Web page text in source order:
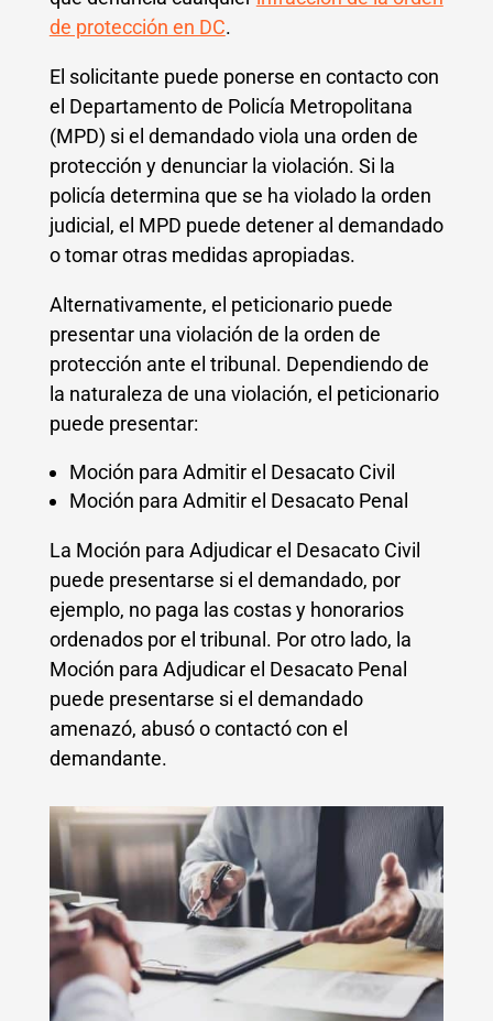
de protección en DC.
El solicitante puede ponerse en contacto con
el Departamento de Policía Metropolitana
(MPD) si el demandado viola una orden de
protección y denunciar la violación. Si la
policía determina que se ha violado la orden
judicial, el MPD puede detener al demandado
o tomar otras medidas apropiadas.
Alternativamente, el peticionario puede
presentar una violación de la orden de
protección ante el tribunal. Dependiendo de
la naturaleza de una violación, el peticionario
puede presentar:
Moción para Admitir el Desacato Civil
Moción para Admitir el Desacato Penal
La Moción para Adjudicar el Desacato Civil
puede presentarse si el demandado, por
ejemplo, no paga las costas y honorarios
ordenados por el tribunal. Por otro lado, la
Moción para Adjudicar el Desacato Penal
puede presentarse si el demandado
amenazó, abusó o contactó con el
demandante.